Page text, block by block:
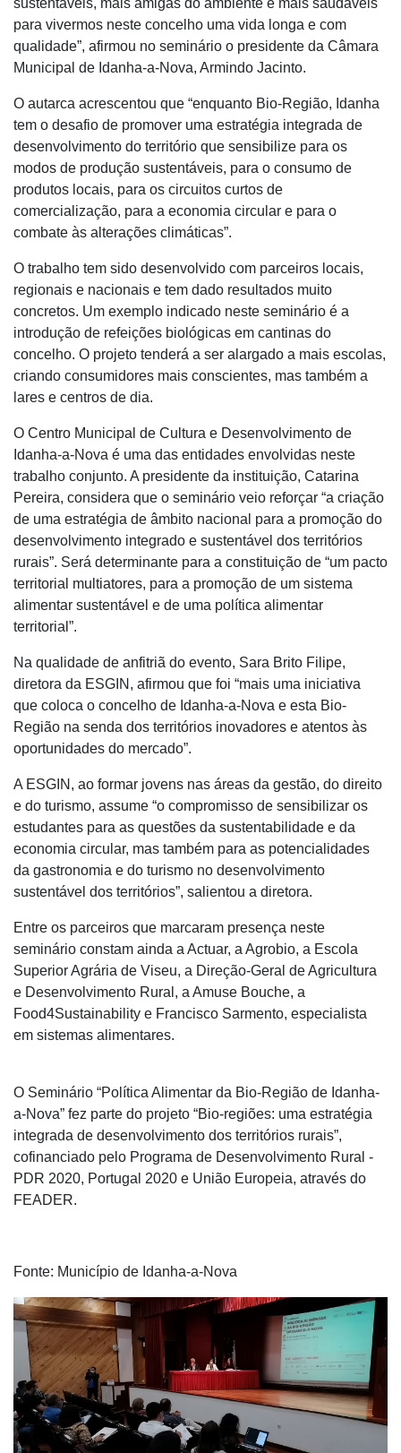
sustentáveis, mais amigas do ambiente e mais saudáveis
para vivermos neste concelho uma vida longa e com
qualidade”, afirmou no seminário o presidente da Câmara
Municipal de Idanha-a-Nova, Armindo Jacinto.
O autarca acrescentou que “enquanto Bio-Região, Idanha
tem o desafio de promover uma estratégia integrada de
desenvolvimento do território que sensibilize para os
modos de produção sustentáveis, para o consumo de
produtos locais, para os circuitos curtos de
comercialização, para a economia circular e para o
combate às alterações climáticas”.
O trabalho tem sido desenvolvido com parceiros locais,
regionais e nacionais e tem dado resultados muito
concretos. Um exemplo indicado neste seminário é a
introdução de refeições biológicas em cantinas do
concelho. O projeto tenderá a ser alargado a mais escolas,
criando consumidores mais conscientes, mas também a
lares e centros de dia.
O Centro Municipal de Cultura e Desenvolvimento de
Idanha-a-Nova é uma das entidades envolvidas neste
trabalho conjunto. A presidente da instituição, Catarina
Pereira, considera que o seminário veio reforçar “a criação
de uma estratégia de âmbito nacional para a promoção do
desenvolvimento integrado e sustentável dos territórios
rurais”. Será determinante para a constituição de “um pacto
territorial multiatores, para a promoção de um sistema
alimentar sustentável e de uma política alimentar
territorial”.
Na qualidade de anfitriã do evento, Sara Brito Filipe,
diretora da ESGIN, afirmou que foi “mais uma iniciativa
que coloca o concelho de Idanha-a-Nova e esta Bio-
Região na senda dos territórios inovadores e atentos às
oportunidades do mercado”.
A ESGIN, ao formar jovens nas áreas da gestão, do direito
e do turismo, assume “o compromisso de sensibilizar os
estudantes para as questões da sustentabilidade e da
economia circular, mas também para as potencialidades
da gastronomia e do turismo no desenvolvimento
sustentável dos territórios”, salientou a diretora.
Entre os parceiros que marcaram presença neste
seminário constam ainda a Actuar, a Agrobio, a Escola
Superior Agrária de Viseu, a Direção-Geral de Agricultura
e Desenvolvimento Rural, a Amuse Bouche, a
Food4Sustainability e Francisco Sarmento, especialista
em sistemas alimentares.
O Seminário “Política Alimentar da Bio-Região de Idanha-
a-Nova” fez parte do projeto “Bio-regiões: uma estratégia
integrada de desenvolvimento dos territórios rurais”,
cofinanciado pelo Programa de Desenvolvimento Rural -
PDR 2020, Portugal 2020 e União Europeia, através do
FEADER.
Fonte: Município de Idanha-a-Nova